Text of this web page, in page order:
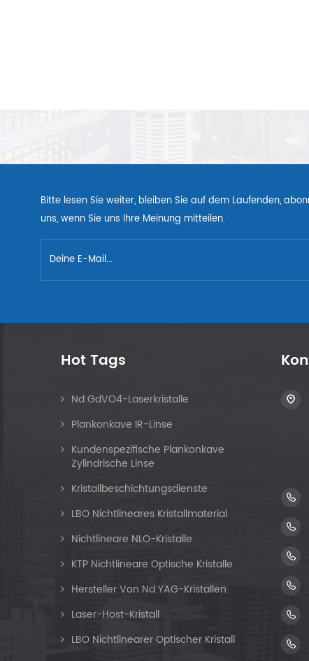
Bitte lesen Sie weiter, bleiben Sie auf dem Laufenden,
uns, wenn Sie uns Ihre Meinung mitteilen.
Hot Tags
Nd:GdVO4-Laserkristalle
Plankonkave IR-Linse
Kundenspezifische Plankonkave
Zylindrische Linse
Kristallbeschichtungsdienste
LBO Nichtlineares Kristallmaterial
Nichtlineare NLO-Kristalle
KTP Nichtlineare Optische Kristalle
Hersteller Von Nd:YAG-Kristallen
Laser-Host-Kristall
LBO Nichtlinearer Optischer Kristall